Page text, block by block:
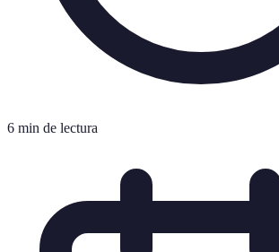
6 min de lectura